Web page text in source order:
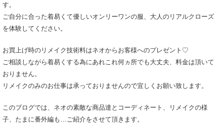
す。
ご自分に合った着易くて優しいオンリーワンの服、大人のリアルクローズ
を体験してください。
お買上げ時のリメイク技術料はネオからお客様へのプレゼント♡
ご相談しながら着易くする為にあれこれ何ヵ所でも大丈夫、料金は頂いて
おりません。
リメイクのみのお仕事は承っておりませんので宜しくお願い致します。
このブログでは、ネオの素敵な商品達とコーディネート、リメイクの様
子、たまに番外編も…ご紹介をさせて頂きます。